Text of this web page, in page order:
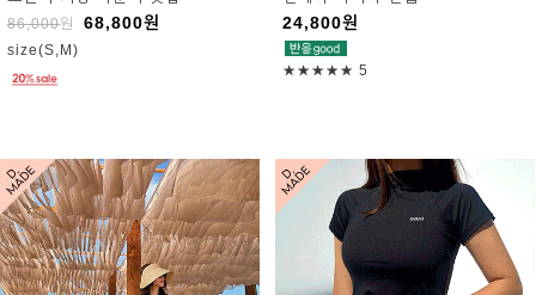
86,000원 68,800원
size(S,M)
24,800원
★★★★★ 5